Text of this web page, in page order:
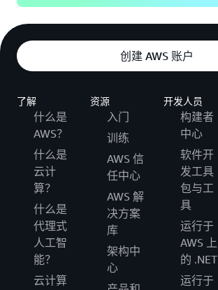
创建 AWS 账户
了解
什么是
AWS？
什么是
云计
算？
什么是
代理式
人工智
能？
云计算
资源
入门
训练
AWS 信
任中心
AWS 解
决方案
库
架构中
心
开发人员
构建者
中心
软件开
发工具
包与工
具
运行于
AWS 上
的 .NET
运行于